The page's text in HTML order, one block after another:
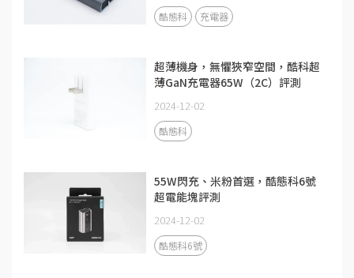
酷態科 充電器
超薄機身，無懼狹窄空間，酷科超
薄GaN充電器65W（2C）評測
2024-12-02
酷態科
55W閃充、米粉首選，酷態科6號
超電能塊評測
2024-12-02
酷態科6號